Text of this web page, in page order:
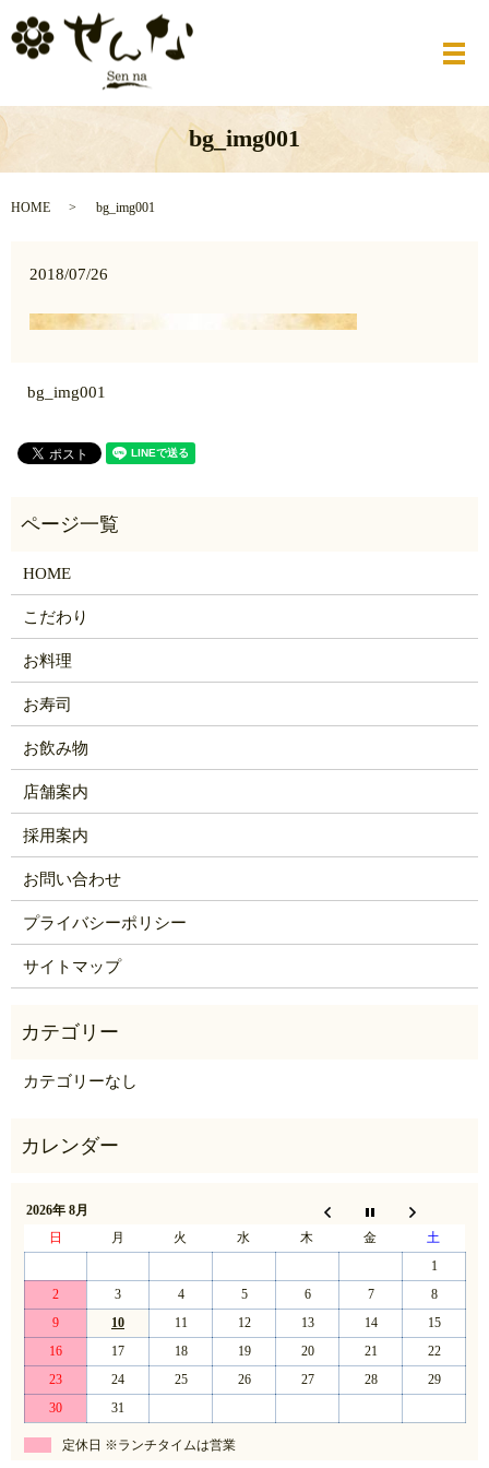
メ
bg_img001
HOME bg_img001
2018/07/26
bg_img001
HOME
こだわり
お料理
お寿司
お飲み物
店舗案内
採用案内
お問い合わせ
プライバシーポリシー
サイトマップ
カテゴリーなし
2026年 8月
日
月 火 水 木 金
土
1
2
3 4 5 6 7
8
9
10 11 12 13 14
15
16
17 18 19 20 21
22
23
24 25 26 27 28
29
30
31
定休日 ※ランチタイムは営業